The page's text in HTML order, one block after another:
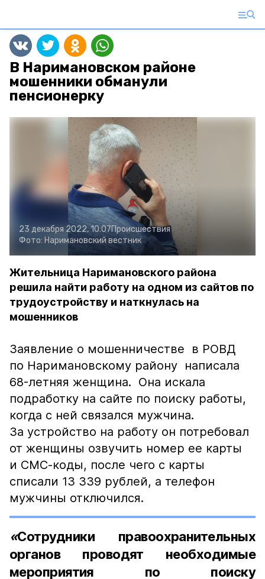
В Наримановском районе
мошенники обманули
пенсионерку
23 декабря 2022, 10:07Происшествия
Фото: Наримановский вестник
Жительница Наримановского района
решила найти работу на одном из сайтов по
трудоустройству и наткнулась на
мошенников
Заявление о мошенничестве в РОВД
по Наримановскому району написала
68-летняя женщина. Она искала
подработку на сайте по поиску работы,
когда с ней связался мужчина.
За устройство на работу он потребовал
от женщины озвучить номер ее карты
и СМС-коды, после чего с карты
списали 13 339 рублей, а телефон
мужчины отключился.
«Сотрудники правоохранительных
органов проводят необходимые
мероприятия по поиску